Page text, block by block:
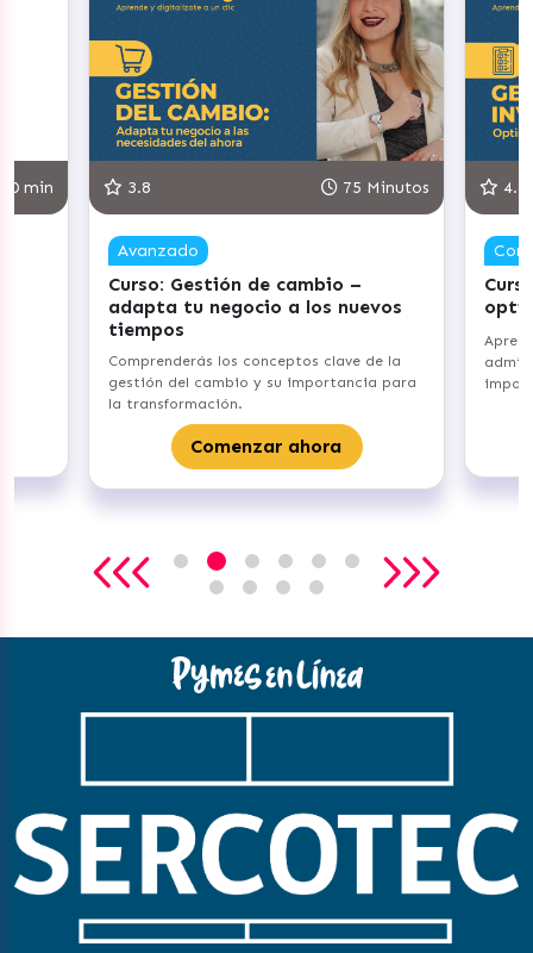
min 3.8 75 Minutos
Avanzado
Curso: Gestión de cambio –
adapta tu negocio a los nuevos
tiempos
Comprenderás los conceptos clave de la
gestión del cambio y su importancia para
la transformación.
Comenzar ahora
4.8